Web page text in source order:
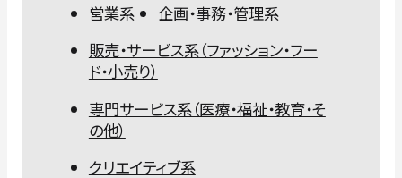
営業系
企画・事務・管理系
販売・サービス系（ファッション・フー
ド・小売り）
専門サービス系（医療・福祉・教育・そ
の他）
クリエイティブ系